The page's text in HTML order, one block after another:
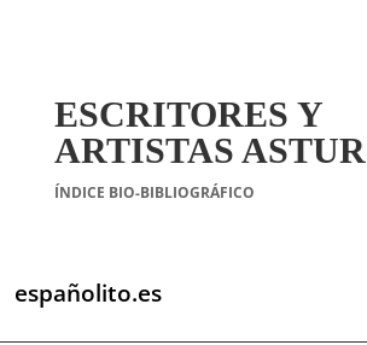
ESCRITORES Y
ARTISTAS
ÍNDICE BIO-BIBLIOGRÁFICO
españolito.es